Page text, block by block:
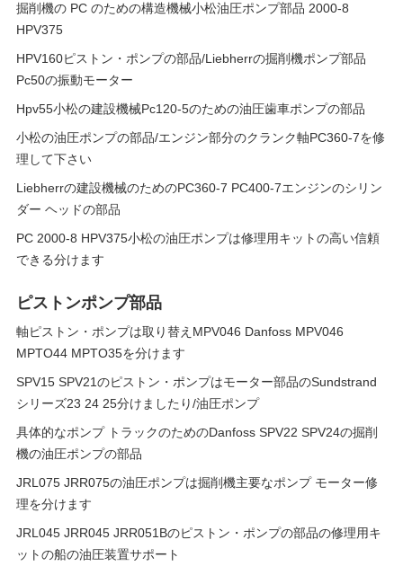
掘削機の PC のための構造機械小松油圧ポンプ部品 2000-8
HPV375
HPV160ピストン・ポンプの部品/Liebherrの掘削機ポンプ部品
Pc50の振動モーター
Hpv55小松の建設機械Pc120-5のための油圧歯車ポンプの部品
小松の油圧ポンプの部品/エンジン部分のクランク軸PC360-7を修
理して下さい
Liebherrの建設機械のためのPC360-7 PC400-7エンジンのシリン
ダー ヘッドの部品
PC 2000-8 HPV375小松の油圧ポンプは修理用キットの高い信頼
できる分けます
ピストンポンプ部品
軸ピストン・ポンプは取り替えMPV046 Danfoss MPV046
MPTO44 MPTO35を分けます
SPV15 SPV21のピストン・ポンプはモーター部品のSundstrand
シリーズ23 24 25分けましたり/油圧ポンプ
具体的なポンプ トラックのためのDanfoss SPV22 SPV24の掘削
機の油圧ポンプの部品
JRL075 JRR075の油圧ポンプは掘削機主要なポンプ モーター修
理を分けます
JRL045 JRR045 JRR051Bのピストン・ポンプの部品の修理用キ
ットの船の油圧装置サポート